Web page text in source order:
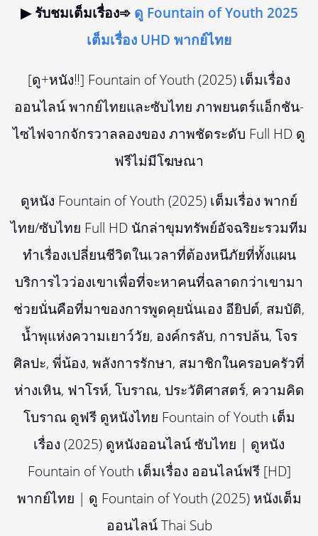
▶ รับชมเต็มเรื่อง➾ ดู Fountain of Youth 2025
เต็มเรื่อง UHD พากย์ไทย
[ดู+หนัง‼️] Fountain of Youth (2025) เต็มเรื่อง
ออนไลน์ พากย์ไทยและซับไทย ภาพยนตร์แอ็กชัน-
ไซไฟจากจักรวาลลองของ ภาพชัดระดับ Full HD ดู
ฟรีไม่มีโฆษณา
ดูหนัง Fountain of Youth (2025) เต็มเรื่อง พากย์
ไทย/ซับไทย Full HD นักล่าขุมทรัพย์อัจฉริยะรวมทีม
ทำเรื่องเปลี่ยนชีวิตในเวลาที่ต้องหนีภัยที่ทั้งแผน
บริการไวว่องเขาเพื่อที่จะหาคนที่ฉลาดกว่าเขามา
ช่วยนั่นคือที่มาของการพูดคุยนั่นเอง อียิปต์, สมบัติ,
น้ำพุแห่งความเยาว์วัย, องค์กรลับ, การปล้น, โจร
ศิลปะ, พี่น้อง, พลังการรักษา, สมาชิกในครอบครัวที่
ห่างเหิน, ฟาโรห์, โบราณ, ประวัติศาสตร์, ความคิด
โบราณ ดูฟรี ดูหนังไทย Fountain of Youth เต็ม
เรื่อง (2025) ดูหนังออนไลน์ ซับไทย | ดูหนัง
Fountain of Youth เต็มเรื่อง ออนไลน์ฟรี [HD]
พากย์ไทย | ดู Fountain of Youth (2025) หนังเต็ม
ออนไลน์ Thai Sub